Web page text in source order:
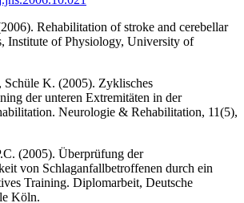
Rehabilitation of stroke and cerebellar
Institute of Physiology, University of
Schüle K. (2005). Zyklisches
der unteren Extremitäten in der
Neurologie & Rehabilitation, 11(5),
(2005). Überprüfung der
von Schlaganfallbetroffenen durch ein
Training. Diplomarbeit, Deutsche
Köln.